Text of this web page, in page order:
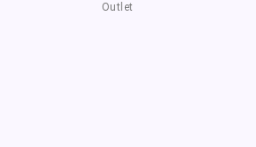
Outlet